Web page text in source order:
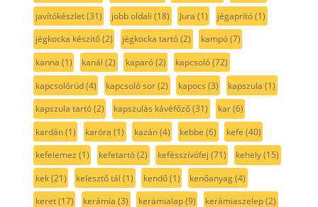
javítókészlet(31) jobb oldali (18) Jura (1) jégaprító(1)
jégkocka készítő(2) jégkocka tartó(2) kampó(7)
kanna (1) kanál (2) kaparó(2) kapcsoló(72)
kapcsolórúd(4) kapcsoló sor(2) kapocs (3) kapszula (1)
kapszula tartó(2) kapszulás kávéfőző(31) kar(6)
kardán(1) karóra (1) kazán(4) kebbe (6) kefe (40)
kefelemez (1) kefetartó(2) kefésszívófej (71) kehely(15)
kek(21) kelesztő tál (1) kendő(1) kenőanyag(4)
keret(17) kerámia (3) kerámialap(9) kerámiaszelep(2)